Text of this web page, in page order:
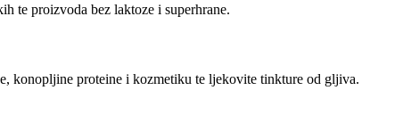
te proizvoda bez laktoze i superhrane.
konopljine proteine i kozmetiku te ljekovite tinkture od gljiva.